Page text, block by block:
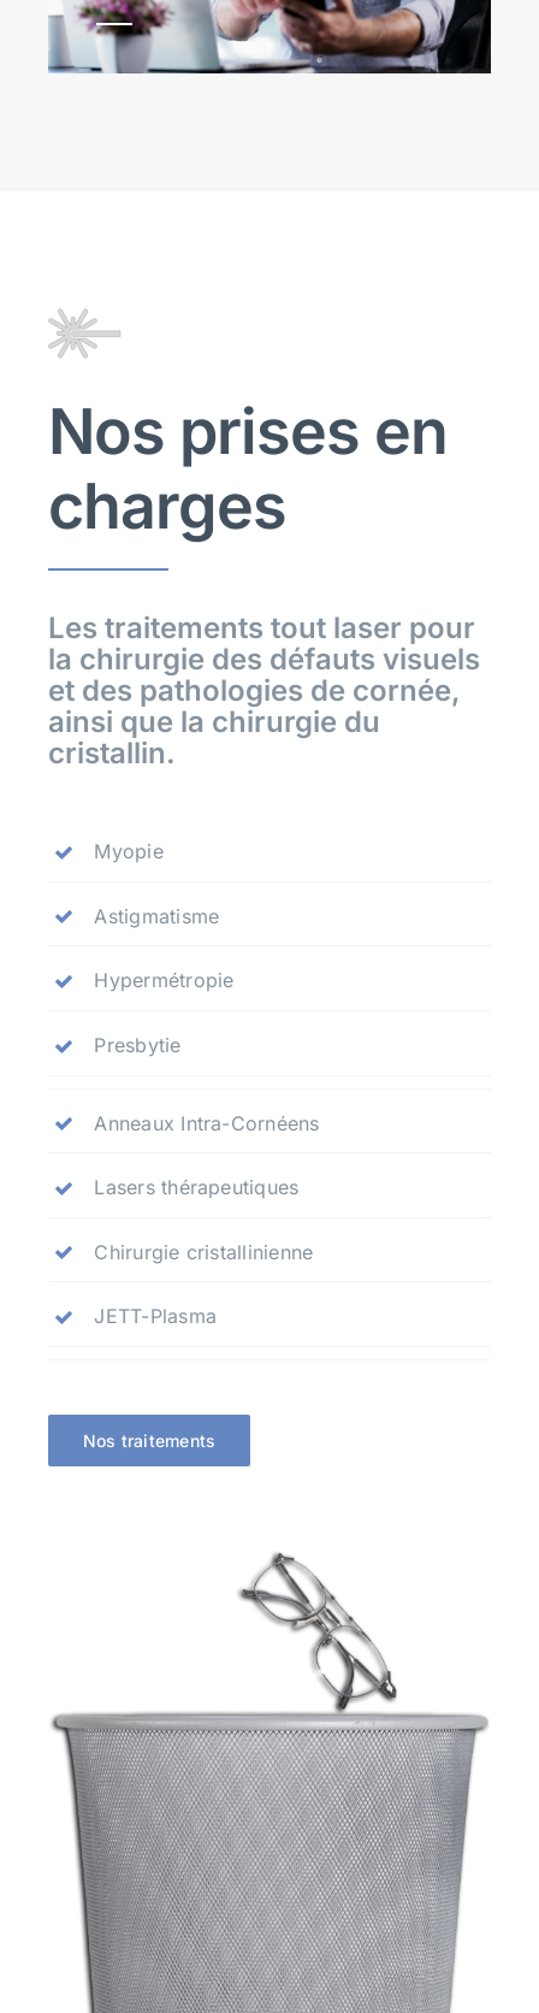
Nos prises en
charges
Les traitements tout laser pour
la chirurgie des défauts visuels
et des pathologies de cornée,
ainsi que la chirurgie du
cristallin.
Myopie
Astigmatisme
Hypermétropie
Presbytie
Anneaux Intra-Cornéens
Lasers thérapeutiques
Chirurgie cristallinienne
JETT-Plasma
Nos traitements